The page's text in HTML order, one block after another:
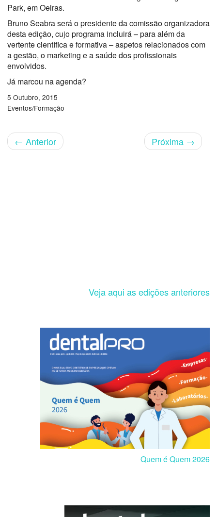
Park, em Oeiras.
Bruno Seabra será o presidente da comissão organizadora
desta edição, cujo programa incluirá – para além da
vertente científica e formativa – aspetos relacionados com
a gestão, o marketing e a saúde dos profissionais
envolvidos.
Já marcou na agenda?
5 Outubro, 2015
Eventos/Formação
← Anterior Próxima →
Veja aqui as edições anteriores
Quem é Quem 2026